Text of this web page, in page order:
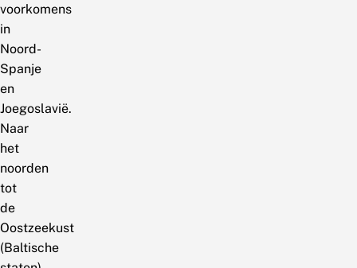
voorkomens
in
Noord-
Spanje
en
Joegoslavië.
Naar
het
noorden
tot
de
Oostzeekust
(Baltische